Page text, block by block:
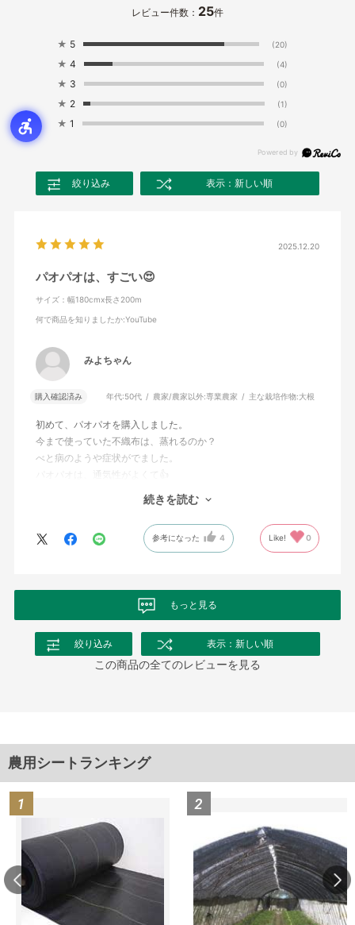
レビュー件数： 25件
★ 5 (20)
★ 4 (4)
★ 3 (0)
★ 2 (1)
★ 1 (0)
絞り込み 表示：新しい順
2025.12.20
パオパオは、すごい😍
サイズ：幅180cmx長さ200m
何で商品を知りましたか:YouTube
みよちゃん
購入確認済み 年代:50代 農家/農家以外:専業農家 主な栽培作物:大根
初めて、パオパオを購入しました。
今まで使っていた不織布は、蒸れるのか？
べと病のようや症状がでました。
パオパオは、通気性がよくて👍
少々引っ張っても破れないです💪
百姓農園さんがYouTubeでおすすめされている理由がわかりまし
た〜🙌
続きを読む
参考になった 4 Like! 0
もっと見る
絞り込み 表示：新しい順
この商品の全てのレビューを見る
農用シートランキング